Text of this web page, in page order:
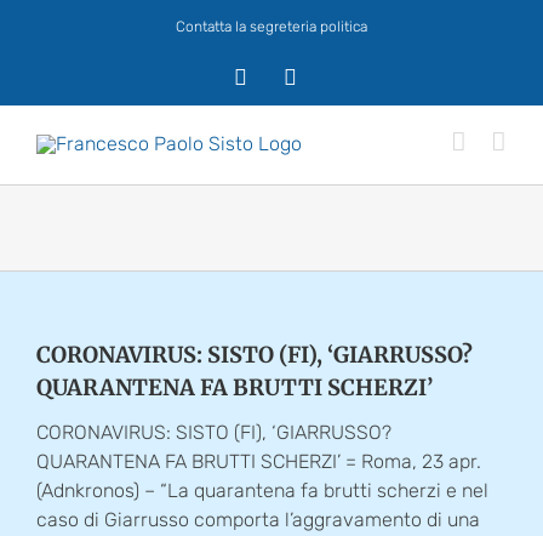
Contatta la segreteria politica
CORONAVIRUS: SISTO (FI), ‘GIARRUSSO?
QUARANTENA FA BRUTTI SCHERZI’
CORONAVIRUS: SISTO (FI), ‘GIARRUSSO?
QUARANTENA FA BRUTTI SCHERZI’ = Roma, 23 apr.
(Adnkronos) – “La quarantena fa brutti scherzi e nel
caso di Giarrusso comporta l’aggravamento di una